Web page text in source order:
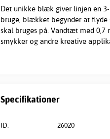
Det unikke blæk giver linjen en
bruge, blækket begynder at
skal bruges på. Vandtæt med 0,7
smykker og andre kreative
Specifikationer
ID: 26020